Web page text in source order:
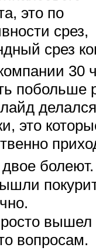
это по
срез,
срез
30
побольше
это
болеют.
вышел
вопросам.